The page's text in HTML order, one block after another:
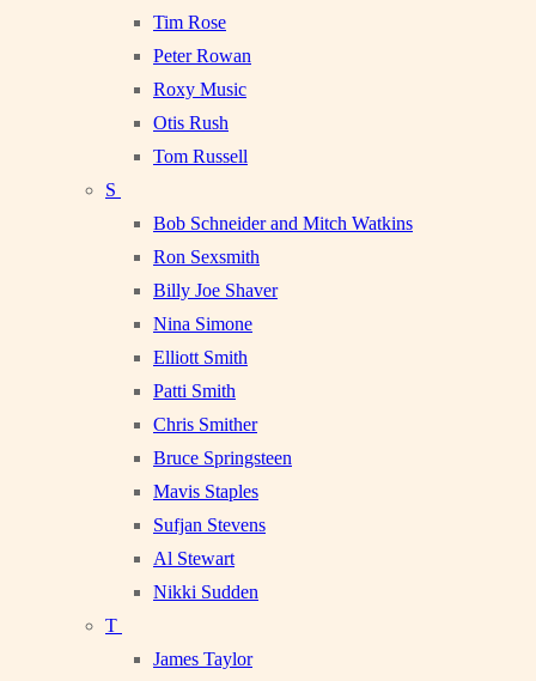
Tim Rose
Peter Rowan
Roxy Music
Otis Rush
Tom Russell
S
Bob Schneider and Mitch Watkins
Ron Sexsmith
Billy Joe Shaver
Nina Simone
Elliott Smith
Patti Smith
Chris Smither
Bruce Springsteen
Mavis Staples
Sufjan Stevens
Al Stewart
Nikki Sudden
T
James Taylor